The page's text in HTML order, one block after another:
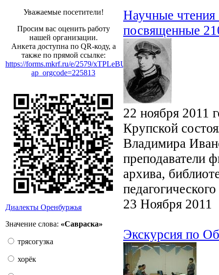
Уважаемые посетители!
Просим вас оценить работу
нашей организации.
Анкета доступна по QR-коду, а
также по прямой ссылке:
https://forms.mkrf.ru/e/2579/xTPLeBU7/?
ap_orgcode=225813
Диалекты Оренбуржья
Значение слова: «Савраска»
трясогузка
хорёк
Научные
посвященные
22 ноября 2011
Крупской
Владимира
преподаватели
архива,
23 Ноября 2011
Экскурсия по